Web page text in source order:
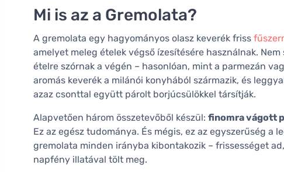
Mi is az a Gremolata?
A gremolata egy hagyományos olasz keverék friss
amelyet meleg ételek végső ízesítésére használnak.
ételre szórnak a végén – hasonlóan, mint a parmezán
aromás keverék a milánói konyhából származik, és
azaz csonttal együtt párolt borjúcsülökkel társítják.
Alapvetően három összetevőből készül: finomra vágott
Ez az egész tudománya. És mégis, ez az egyszerűség a
gremolata minden irányba kibontakozik – frissességet
napfény illatával tölt meg.